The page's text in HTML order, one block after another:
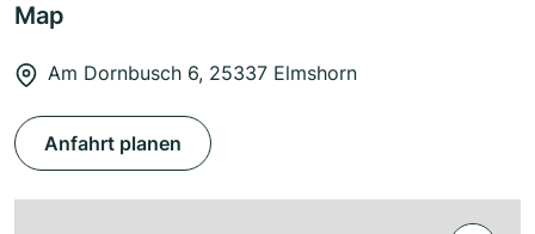
Map
Am Dornbusch 6, 25337 Elmshorn
Anfahrt planen